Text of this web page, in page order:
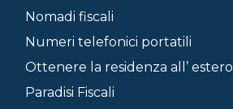
Nomadi fiscali
Numeri telefonici portatili
Ottenere la residenza all’ estero
Paradisi Fiscali